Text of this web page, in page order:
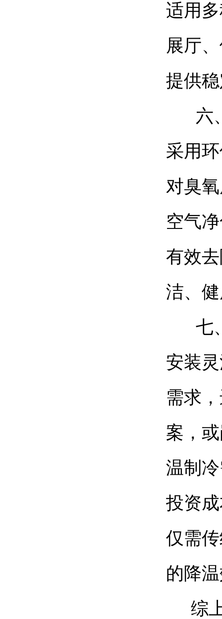
适用
展厅
提供
六、
采用
对臭
空气
有效
洁、
七、
安装
需求
案，
温制
投资
仅需
的降
综上